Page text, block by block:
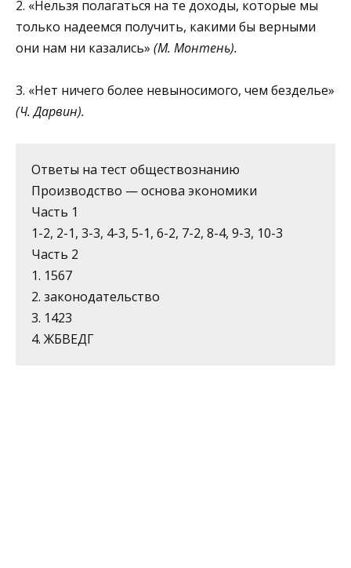
2. «Нельзя полагаться на те доходы, которые мы
только надеемся получить, какими бы верными
они нам ни казались» (М. Монтень).
3. «Нет ничего более невыносимого, чем безделье»
(Ч. Дарвин).
Ответы на тест обществознанию
Производство — основа экономики
Часть 1
1-2, 2-1, 3-3, 4-3, 5-1, 6-2, 7-2, 8-4, 9-3, 10-3
Часть 2
1. 1567
2. законодательство
3. 1423
4. ЖБВЕДГ